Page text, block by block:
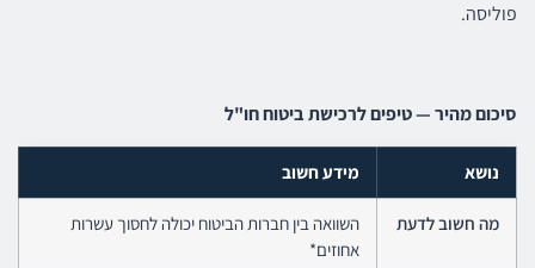
פוליסה.
סיכום מהיר — טיפים לרכישת ביטוח חו"ל
נושא מידע חשוב
מה חשוב לדעת
השוואה בין חברות הביטוח יכולה לחסוך עשרות
אחוזים*